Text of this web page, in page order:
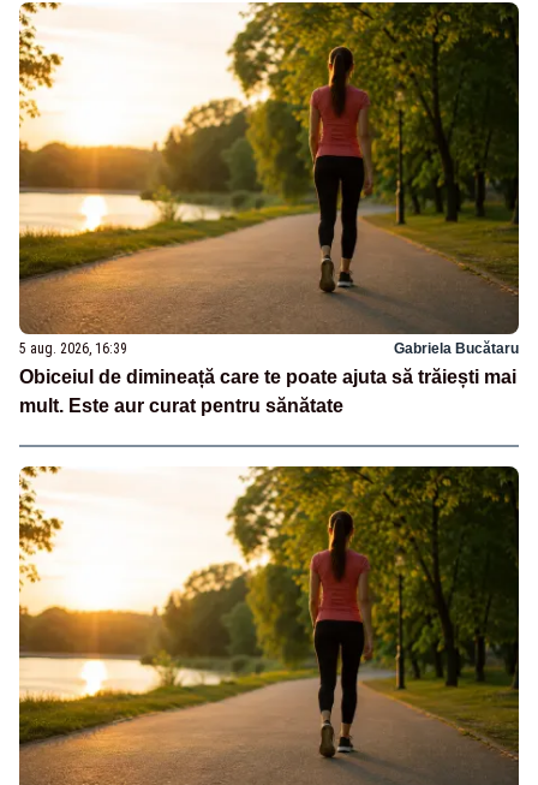
5 aug. 2026, 16:39 Gabriela Bucătaru
Obiceiul de dimineață care te poate ajuta să trăiești mai
mult. Este aur curat pentru sănătate